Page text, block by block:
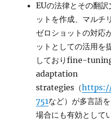
EUの法律とその翻
ットを作成、マルチ
ゼロショットの対応
ットとしての活用を
しておりfine-
adaptation
strategies（
751など）が多言語
場合にも有効として